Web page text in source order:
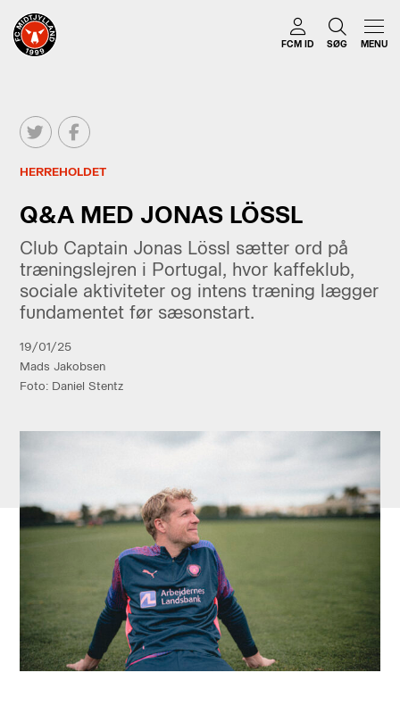
FCM ID SØG MENU
HERREHOLDET
Q&A MED JONAS LÖSSL
Club Captain Jonas Lössl sætter ord på
træningslejren i Portugal, hvor kaffeklub,
sociale aktiviteter og intens træning lægger
fundamentet før sæsonstart.
19/01/25
Mads Jakobsen
Foto: Daniel Stentz